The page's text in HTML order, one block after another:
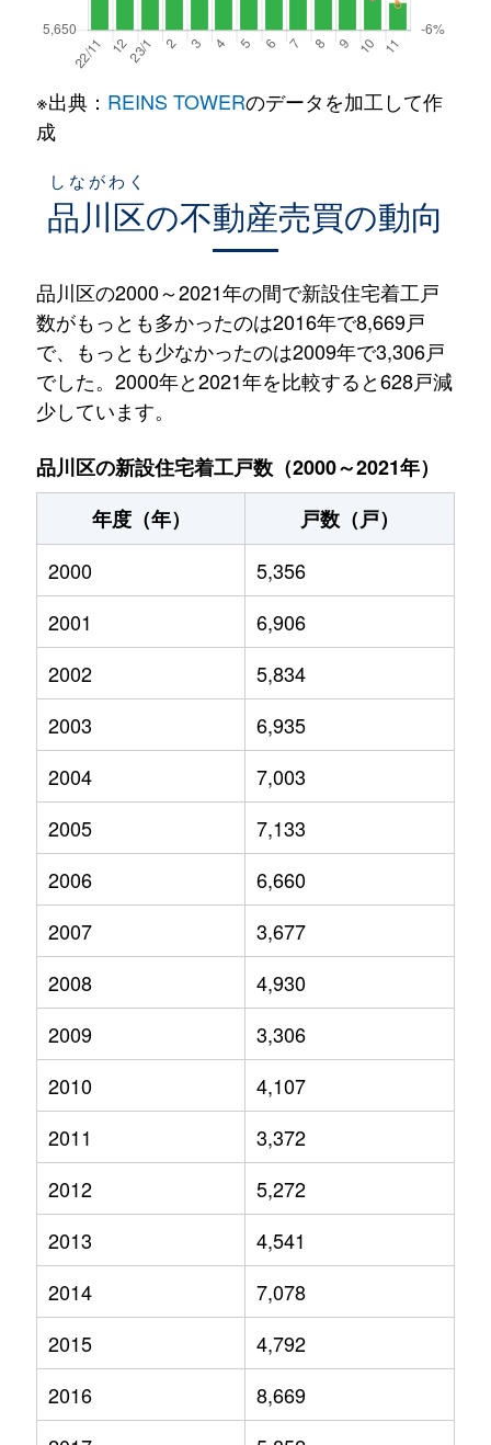
※出典： REINS TOWERのデータを加工して作
成
品川区
しながわく
の不動産売買の動向
品川区の2000～2021年の間で新設住宅着工戸
数がもっとも多かったのは2016年で8,669戸
で、もっとも少なかったのは2009年で3,306戸
でした。2000年と2021年を比較すると628戸減
少しています。
品川区の新設住宅着工戸数（2000～2021年）
年度（年）
戸数（戸）
2000
5,356
2001
6,906
2002
5,834
2003
6,935
2004
7,003
2005
7,133
2006
6,660
2007
3,677
2008
4,930
2009
3,306
2010
4,107
2011
3,372
2012
5,272
2013
4,541
2014
7,078
2015
4,792
2016
8,669